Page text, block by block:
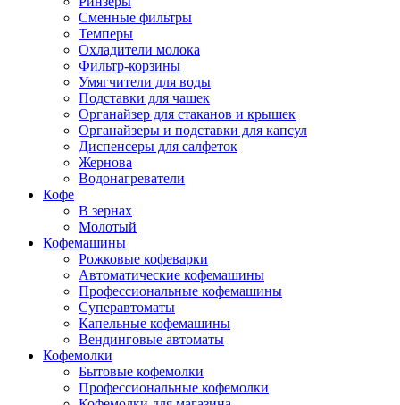
Сменные фильтры
Темперы
Охладители молока
Фильтр-корзины
Умягчители для воды
Подставки для чашек
Органайзер для стаканов и крышек
Органайзеры и подставки для капсул
Диспенсеры для салфеток
Жернова
Водонагреватели
Кофе
В зернах
Молотый
Кофемашины
Рожковые кофеварки
Автоматические кофемашины
Профессиональные кофемашины
Суперавтоматы
Капельные кофемашины
Вендинговые автоматы
Кофемолки
Бытовые кофемолки
Профессиональные кофемолки